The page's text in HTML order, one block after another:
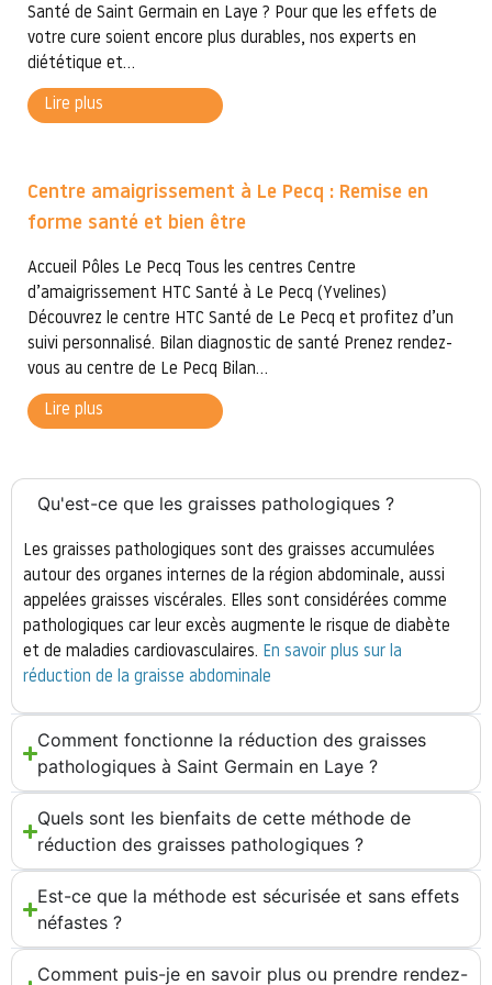
Santé de Saint Germain en Laye ? Pour que les effets de
votre cure soient encore plus durables, nos experts en
diététique et...
Lire plus
Centre amaigrissement à Le Pecq : Remise en
forme santé et bien être
Accueil Pôles Le Pecq Tous les centres Centre
d’amaigrissement HTC Santé à Le Pecq (Yvelines)
Découvrez le centre HTC Santé de Le Pecq et profitez d’un
suivi personnalisé. Bilan diagnostic de santé Prenez rendez-
vous au centre de Le Pecq Bilan...
Lire plus
Qu'est-ce que les graisses pathologiques ?
Les graisses pathologiques sont des graisses accumulées
autour des organes internes de la région abdominale, aussi
appelées graisses viscérales. Elles sont considérées comme
pathologiques car leur excès augmente le risque de diabète
et de maladies cardiovasculaires. En savoir plus sur la
réduction de la graisse abdominale
Comment fonctionne la réduction des graisses
pathologiques à Saint Germain en Laye ?
Quels sont les bienfaits de cette méthode de
réduction des graisses pathologiques ?
Est-ce que la méthode est sécurisée et sans effets
néfastes ?
Comment puis-je en savoir plus ou prendre rendez-